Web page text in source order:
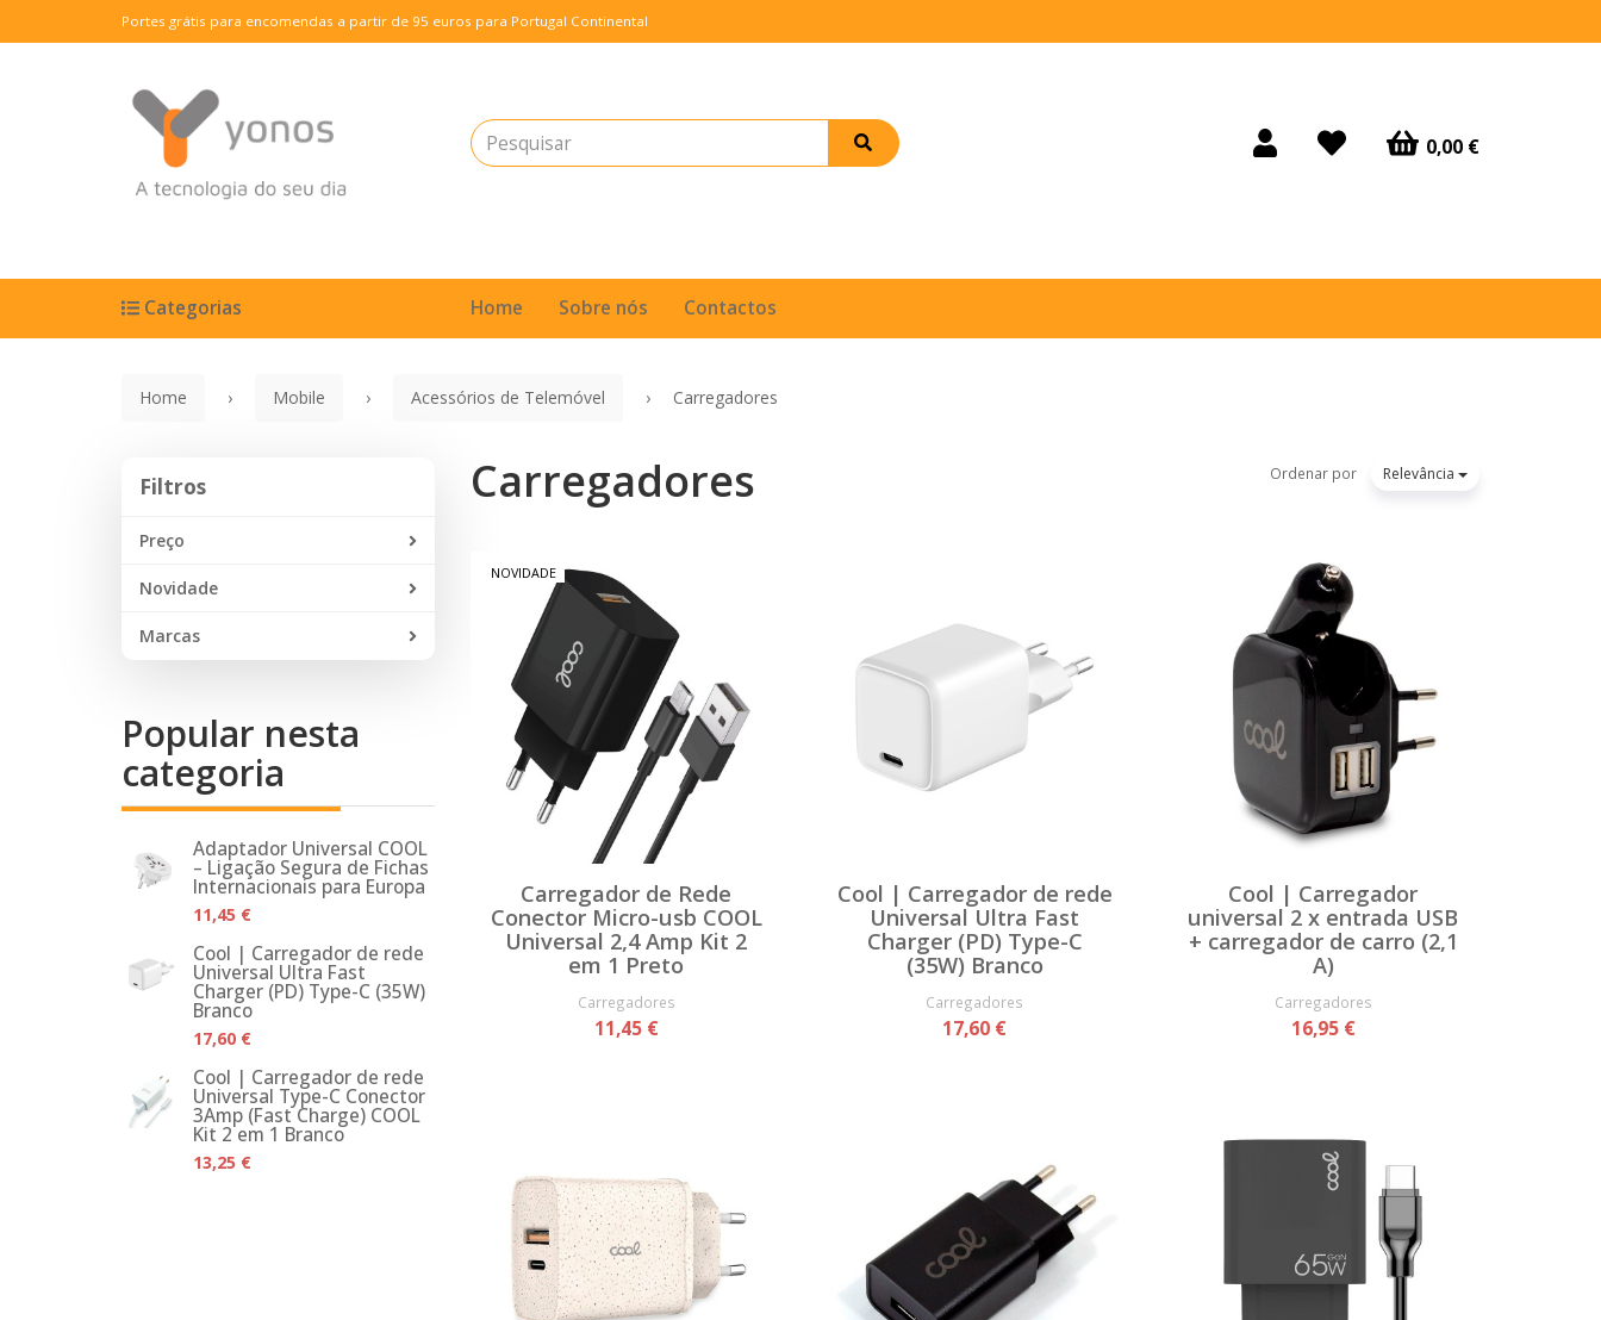
Portes grátis para encomendas a partir de 95 euros para Portugal Continental
0,00 €
Home Sobre nós Contactos
Categorias
Home Mobile Acessórios de Telemóvel Carregadores
Filtros
Preço
Novidade
Marcas
Popular nesta
categoria
Adaptador Universal COOL
– Ligação Segura de Fichas
Internacionais para Europa
11,45 €
Cool | Carregador de rede
Universal Ultra Fast
Charger (PD) Type-C (35W)
Branco
17,60 €
Cool | Carregador de rede
Universal Type-C Conector
3Amp (Fast Charge) COOL
Kit 2 em 1 Branco
13,25 €
Carregadores Ordenar por Relevância
NOVIDADE
Carregador de Rede
Conector Micro-usb COOL
Universal 2,4 Amp Kit 2
em 1 Preto
Carregadores
11,45 €
Cool | Carregador de rede
Universal Ultra Fast
Charger (PD) Type-C
(35W) Branco
Carregadores
17,60 €
Cool | Carregador
universal 2 x entrada USB
+ carregador de carro (2,1
A)
Carregadores
16,95 €